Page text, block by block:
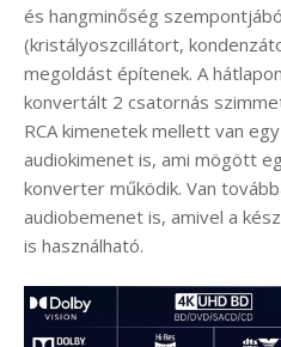
és hangminőség
(kristályoszcillátort,
megoldást építenek. A
konvertált 2 csatornás
RCA kimenetek mellett van
audiokimenet is, ami mögött
konverter működik. Van
audiobemenet is, amivel a
is használható.